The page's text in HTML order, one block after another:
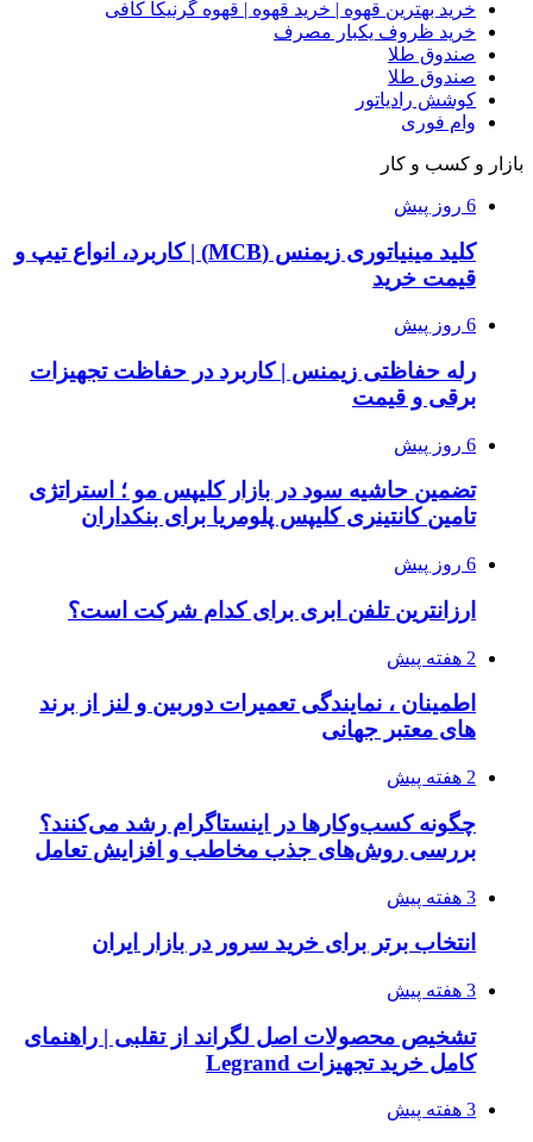
خرید بهترین قهوه | خرید قهوه | قهوه گرنیکا کافی
خرید ظروف یکبار مصرف
صندوق طلا
صندوق طلا
کوشش رادیاتور
وام فوری
بازار و کسب و کار
6 روز پیش
کلید مینیاتوری زیمنس (MCB) | کاربرد، انواع تیپ و
قیمت خرید
6 روز پیش
رله حفاظتی زیمنس | کاربرد در حفاظت تجهیزات
برقی و قیمت
6 روز پیش
تضمین حاشیه سود در بازار کلیپس مو ؛ استراتژی
تامین کانتینری کلیپس پلومریا برای بنکداران
6 روز پیش
ارزانترین تلفن ابری برای کدام شرکت است؟
2 هفته پیش
اطمینان ، نمایندگی تعمیرات دوربین و لنز از برند
های معتبر جهانی
2 هفته پیش
چگونه کسب‌وکارها در اینستاگرام رشد می‌کنند؟
بررسی روش‌های جذب مخاطب و افزایش تعامل
3 هفته پیش
انتخاب برتر برای خرید سرور در بازار ایران
3 هفته پیش
تشخیص محصولات اصل لگراند از تقلبی | راهنمای
کامل خرید تجهیزات Legrand
3 هفته پیش